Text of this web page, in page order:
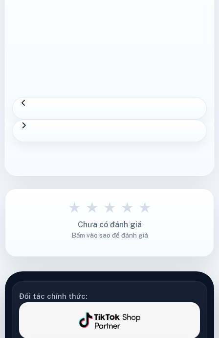
★ ★ ★ ★ ★
Chưa có đánh giá
Bấm vào sao để đánh giá
Đối tác chính thức: